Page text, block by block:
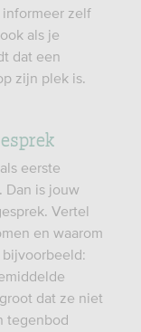
informeer zelf
als je
dat een
zijn plek is.
eerste
Dan is jouw
Vertel
en waarom
dat ze niet
tegenbod